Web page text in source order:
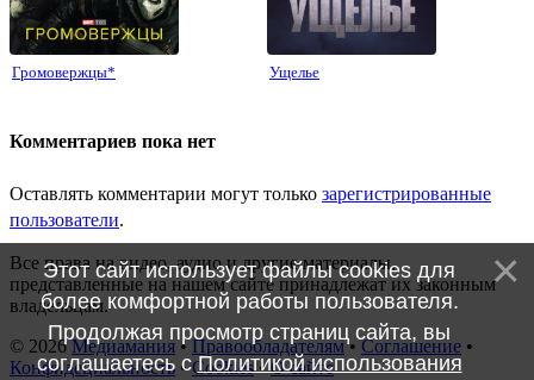
Громовержцы* Ущелье
Комментариев пока нет
Оставлять комментарии могут только зарегистрированные
пользователи.
Все права на видео, аудио и другие материалы,
представленные на нашем сайте принадлежат их законным
владельцам.
© 2026Медиамания•Правообладателям•Соглашение •
Конфидециальность •Cookies•О сайте
Этот сайт использует файлы cookies для
более комфортной работы пользователя.
Продолжая просмотр страниц сайта, вы
соглашаетесь сПолитикой использования